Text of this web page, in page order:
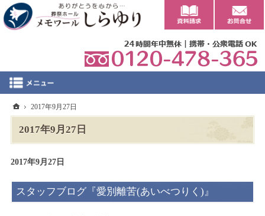
2017年9月27日
2017年9月27日
スタッフブログ『愛別離苦(あいべつりく)』
ホーム
2017年9月27日